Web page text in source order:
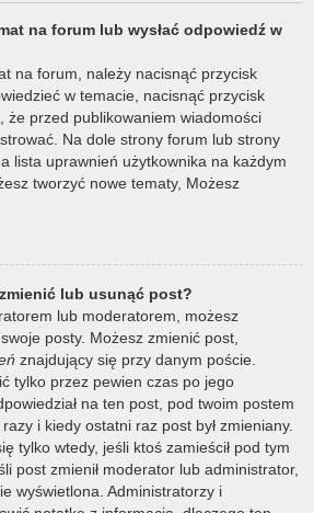
na forum lub wysłać odpowiedź w
na forum, należy nacisnąć przycisk
w temacie, nacisnąć przycisk
że przed publikowaniem wiadomości
Na dole strony forum lub strony
lista uprawnień użytkownika na każdym
tworzyć nowe tematy, Możesz
lub usunąć post?
lub moderatorem, możesz
posty. Możesz zmienić post,
znajdujący się przy danym poście.
tylko przez pewien czas po jego
na ten post, pod twoim postem
i kiedy ostatni raz post był zmieniany.
tylko wtedy, jeśli ktoś zamieścił pod tym
post zmienił moderator lub administrator,
wyświetlona. Administratorzy i